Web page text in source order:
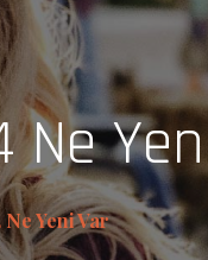
Yeni Var